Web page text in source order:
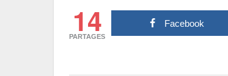
14
PARTAGES
Facebook